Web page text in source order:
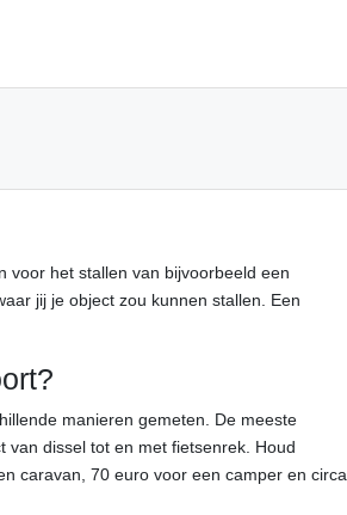
voor het stallen van bijvoorbeeld een
jij je object zou kunnen stallen. Een
manieren gemeten. De meeste
dissel tot en met fietsenrek. Houd
caravan, 70 euro voor een camper en circa